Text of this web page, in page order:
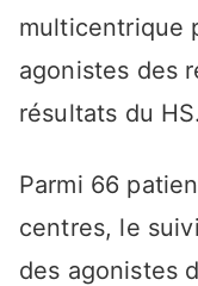
multicentrique
agonistes des
résultats du HS.
Parmi 66
centres, le
des agonistes